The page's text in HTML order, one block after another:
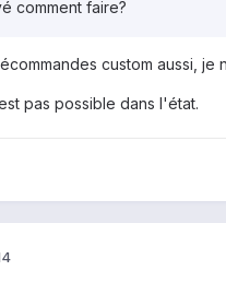
comment faire?
custom aussi,
pas possible dans l'état.